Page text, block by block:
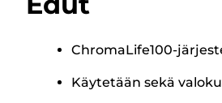
ChromaLife100-
Käytetään sekä